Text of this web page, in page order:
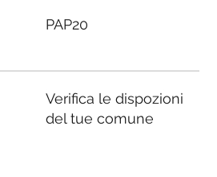
PAP20
Verifica le dispozioni
del tue comune